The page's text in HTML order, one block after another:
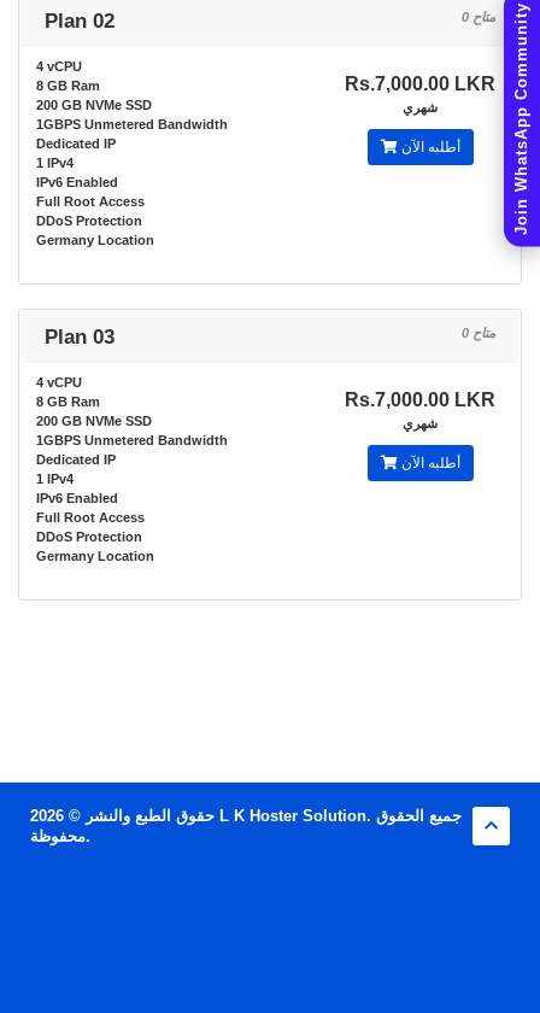
Plan 02 0 متاح
4 vCPU
8 GB Ram
200 GB NVMe SSD
1GBPS Unmetered Bandwidth
Dedicated IP
1 IPv4
IPv6 Enabled
Full Root Access
DDoS Protection
Germany Location
Rs.7,000.00 LKR
شهري
أطلبه الآن
Plan 03 0 متاح
4 vCPU
8 GB Ram
200 GB NVMe SSD
1GBPS Unmetered Bandwidth
Dedicated IP
1 IPv4
IPv6 Enabled
Full Root Access
DDoS Protection
Germany Location
Rs.7,000.00 LKR
شهري
أطلبه الآن
حقوق الطبع والنشر © 2026 L K Hoster Solution. جميع الحقوق
محفوظة.
Join WhatsApp Community